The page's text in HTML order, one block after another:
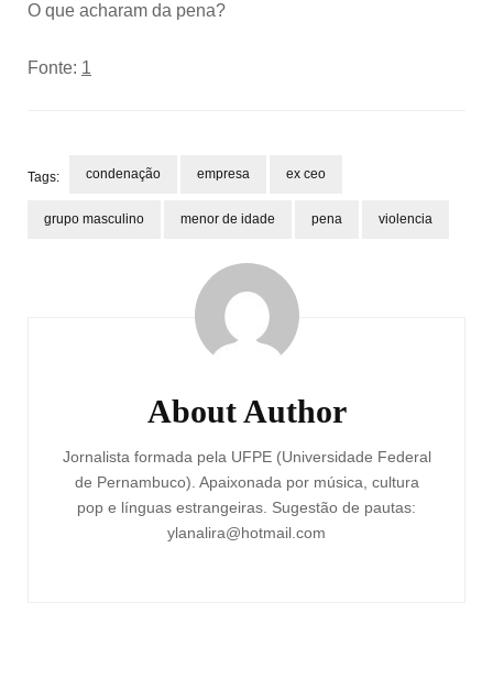
O que acharam da pena?
Fonte: 1
Tags: condenação empresa ex ceo
grupo masculino menor de idade pena violencia
About Author
Jornalista formada pela UFPE (Universidade Federal
de Pernambuco). Apaixonada por música, cultura
pop e línguas estrangeiras. Sugestão de pautas:
ylanalira@hotmail.com